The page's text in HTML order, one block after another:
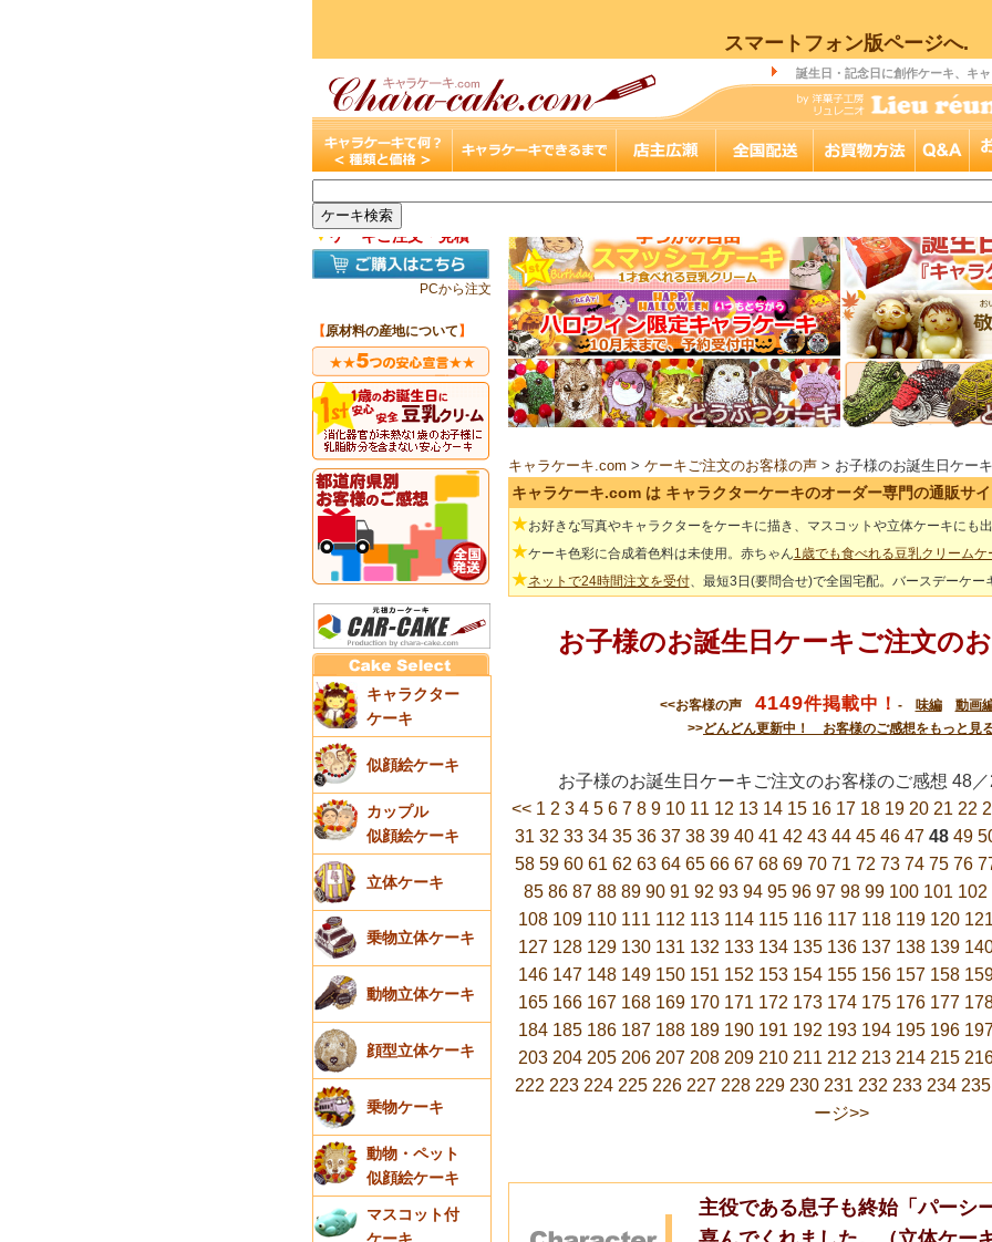
スマートフォン版ページへ.
誕生日・記念日に創作ケーキ、キ
▼ケーキご注文・見積
PCから注文
【原材料の産地について 】
キャラクター
ケーキ
似顔絵ケーキ
カップル
似顔絵ケーキ
立体ケーキ
乗物立体ケーキ
動物立体ケーキ
顔型立体ケーキ
乗物ケーキ
動物・ペット
似顔絵ケーキ
マスコット付
キャラケーキ.com > ケーキご注文のお客様の声> お子様のお誕生日ケー
キャラケーキ.com は キャラクターケーキのオーダー専門の通販サ
★お好きな写真やキャラクターをケーキに描き、マスコットや立体ケーキにも
★ケーキ色彩に合成着色料は未使用。赤ちゃん1歳でも食べれる豆乳クリームケ
★ネットで24時間注文を受付、最短3日(要問合せ)で全国宅配。バースデーケー
お子様のお誕生日ケーキご注文の
<<お客様の声 4149件掲載中！ - 味編
動画
>>どんどん更新中！ お客様のご感想をもっと見
お子様のお誕生日ケーキご注文のお客様のご感想
<< 1 2 3 4 5 6 7 8 9 10 11 12 13 14 15 16 17 18 19 20 21 22
31 32 33 34 35 36 37 38 39 40 41 42 43 44 45 46 47 48 49
58 59 60 61 62 63 64 65 66 67 68 69 70 71 72 73 74 75 76
85 86 87 88 89 90 91 92 93 94 95 96 97 98 99 100 101 102
108 109 110 111 112 113 114 115 116 117 118 119 120
127 128 129 130 131 132 133 134 135 136 137 138 139
146 147 148 149 150 151 152 153 154 155 156 157 158
165 166 167 168 169 170 171 172 173 174 175 176 177
184 185 186 187 188 189 190 191 192 193 194 195 196
203 204 205 206 207 208 209 210 211 212 213 214 215
222 223 224 225 226 227 228 229 230 231 232 233 234 235
ージ>>
主役である息子も終始「パーシ